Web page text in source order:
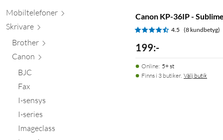
Mobiltelefoner
Skrivare
Brother
Canon
BJC
Fax
I-sensys
I-series
Imageclass
Canon KP-36IP -
4.5 (8 kundbetyg)
199:-
Online: 5+ st
Finns i 3 butiker. Välj butik